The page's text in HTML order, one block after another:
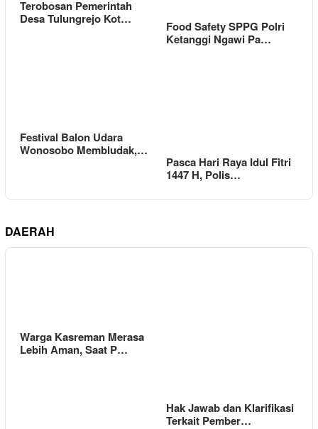
Terobosan Pemerintah
Desa Tulungrejo Kot…
Food Safety SPPG Polri
Ketanggi Ngawi Pa…
Festival Balon Udara
Wonosobo Membludak,…
Pasca Hari Raya Idul Fitri
1447 H, Polis…
DAERAH
Warga Kasreman Merasa
Lebih Aman, Saat P…
Hak Jawab dan Klarifikasi
Terkait Pember…